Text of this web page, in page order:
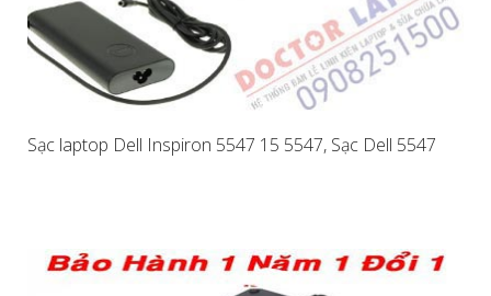
Sạc laptop Dell Inspiron 5547 15 5547, Sạc Dell 5547